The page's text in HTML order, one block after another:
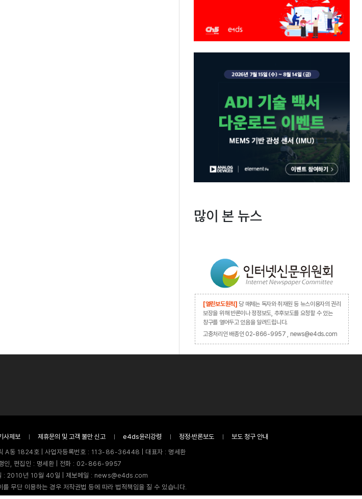
많이 본 뉴스
[열린보도원칙] 당 매체는 독자와 취재원 등 뉴스이용자의 권리
보장을 위해 반론이나 정정보도, 추후보도를 요청할 수 있는
창구를 열어두고 있음을 알려드립니다.
고충처리인 배종인 02-866-9957 , news@e4ds.com
사제보 제휴문의 및 고객 불만 신고 e4ds윤리강령 정정·반론보도
보도 청구 안내
A동 1824호 | 사업자등록번호 : 113-86-36448 | 대표자 : 명세환
행인, 편집인 : 명세환 | 전화 : 02-866-9957
: 2010년 10월 40일 | 제보메일 : news@e4ds.com
무단 이용하는 경우 저작권법 등에 따라 법적책임을 질 수 있습니다.